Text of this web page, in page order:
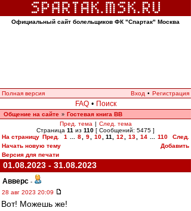
Официальный сайт болельщиков ФК "Спартак" Москва
Полная версия Вход • Регистрация
FAQ • Поиск
Общение на сайте » Гостевая книга ВВ
Пред. тема | След. тема
Страница 11 из 110 [ Сообщений: 5475 ]
На страницу Пред. 1 8 9 10 11 12 13 14 110
След.
Начать новую тему
Добавить
Версия для печати
01.08.2023 - 31.08.2023
Авверс -
28 авг 2023 20:09
Вот! Можешь же!